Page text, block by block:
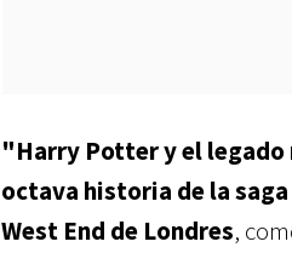
"Harry Potter y el
octava historia de la
West End de Londres,